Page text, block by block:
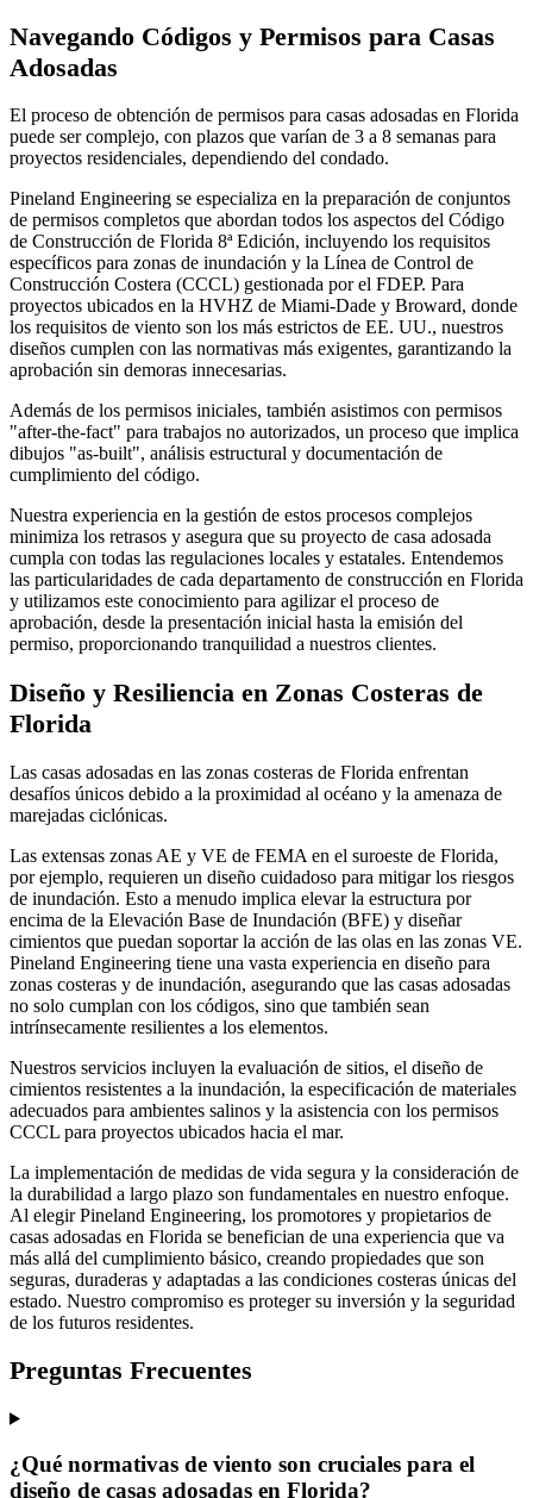
Navegando Códigos y Permisos para Casas
Adosadas
El proceso de obtención de permisos para casas adosadas en Florida
puede ser complejo, con plazos que varían de 3 a 8 semanas para
proyectos residenciales, dependiendo del condado.
Pineland Engineering se especializa en la preparación de conjuntos
de permisos completos que abordan todos los aspectos del Código
de Construcción de Florida 8ª Edición, incluyendo los requisitos
específicos para zonas de inundación y la Línea de Control de
Construcción Costera (CCCL) gestionada por el FDEP. Para
proyectos ubicados en la HVHZ de Miami-Dade y Broward, donde
los requisitos de viento son los más estrictos de EE. UU., nuestros
diseños cumplen con las normativas más exigentes, garantizando la
aprobación sin demoras innecesarias.
Además de los permisos iniciales, también asistimos con permisos
"after-the-fact" para trabajos no autorizados, un proceso que implica
dibujos "as-built", análisis estructural y documentación de
cumplimiento del código.
Nuestra experiencia en la gestión de estos procesos complejos
minimiza los retrasos y asegura que su proyecto de casa adosada
cumpla con todas las regulaciones locales y estatales. Entendemos
las particularidades de cada departamento de construcción en Florida
y utilizamos este conocimiento para agilizar el proceso de
aprobación, desde la presentación inicial hasta la emisión del
permiso, proporcionando tranquilidad a nuestros clientes.
Diseño y Resiliencia en Zonas Costeras de
Florida
Las casas adosadas en las zonas costeras de Florida enfrentan
desafíos únicos debido a la proximidad al océano y la amenaza de
marejadas ciclónicas.
Las extensas zonas AE y VE de FEMA en el suroeste de Florida,
por ejemplo, requieren un diseño cuidadoso para mitigar los riesgos
de inundación. Esto a menudo implica elevar la estructura por
encima de la Elevación Base de Inundación (BFE) y diseñar
cimientos que puedan soportar la acción de las olas en las zonas VE.
Pineland Engineering tiene una vasta experiencia en diseño para
zonas costeras y de inundación, asegurando que las casas adosadas
no solo cumplan con los códigos, sino que también sean
intrínsecamente resilientes a los elementos.
Nuestros servicios incluyen la evaluación de sitios, el diseño de
cimientos resistentes a la inundación, la especificación de materiales
adecuados para ambientes salinos y la asistencia con los permisos
CCCL para proyectos ubicados hacia el mar.
La implementación de medidas de vida segura y la consideración de
la durabilidad a largo plazo son fundamentales en nuestro enfoque.
Al elegir Pineland Engineering, los promotores y propietarios de
casas adosadas en Florida se benefician de una experiencia que va
más allá del cumplimiento básico, creando propiedades que son
seguras, duraderas y adaptadas a las condiciones costeras únicas del
estado. Nuestro compromiso es proteger su inversión y la seguridad
de los futuros residentes.
Preguntas Frecuentes
¿Qué normativas de viento son cruciales para el
diseño de casas adosadas en Florida?